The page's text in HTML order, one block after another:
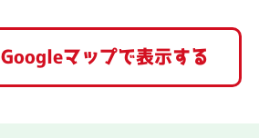
Googleマップで表示する